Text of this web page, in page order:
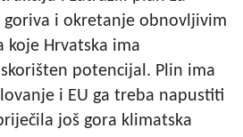
i okretanje obnovljivim
koje Hrvatska ima
potencijal. Plin ima
i EU ga treba napustiti
još gora klimatska